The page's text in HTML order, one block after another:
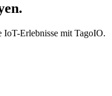
IoT-Erlebnisse mit TagoIO.